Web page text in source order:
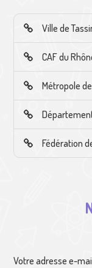
Ville de
CAF du
Métropole
Fédération
Votre adresse e-